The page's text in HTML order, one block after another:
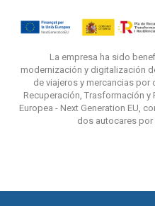
La empresa ha sido
modernización y digitalización
de viajeros y mercancias por
Recuperación, Trasformación
Europea - Next Generation EU,
dos autocares por